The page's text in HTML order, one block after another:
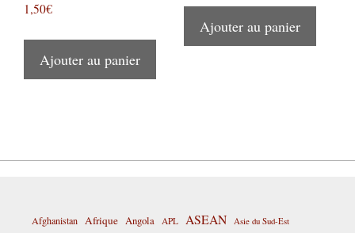
1,50€
Ajouter au panier
Ajouter au panier
Afghanistan Afrique Angola APL ASEAN Asie du Sud-Est